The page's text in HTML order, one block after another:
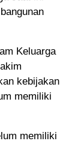
Keluarga
kebijakan
memiliki
memiliki